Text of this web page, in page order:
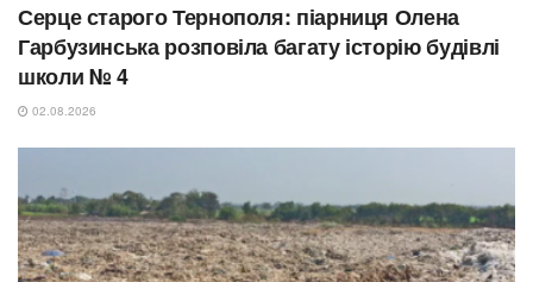
Серце старого Тернополя: піарниця Олена
Гарбузинська розповіла багату історію будівлі
школи № 4
02.08.2026